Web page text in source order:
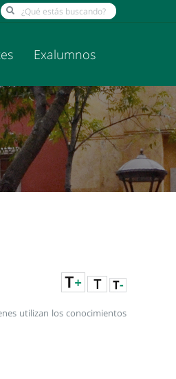
Exalumnos
utilizan los conocimientos